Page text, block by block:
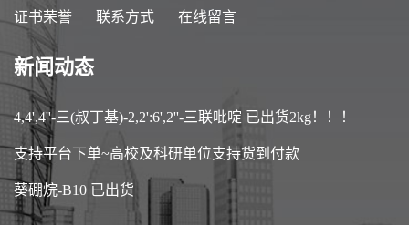
证书荣誉 联系方式 在线留言
新闻动态
4,4',4''-三(叔丁基)-2,2':6',2''-三联吡啶 已出货2kg！！！
支持平台下单~高校及科研单位支持货到付款
葵硼烷-B10 已出货